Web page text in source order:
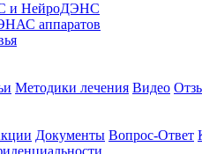
и НейроДЭНС
аппаратов
Методики лечения Видео
Документы Вопрос-Ответ